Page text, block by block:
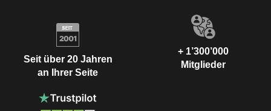
Seit über 20 Jahren
an Ihrer Seite
+ 1’300’000
Mitglieder